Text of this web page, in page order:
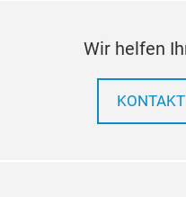
Wir helfen